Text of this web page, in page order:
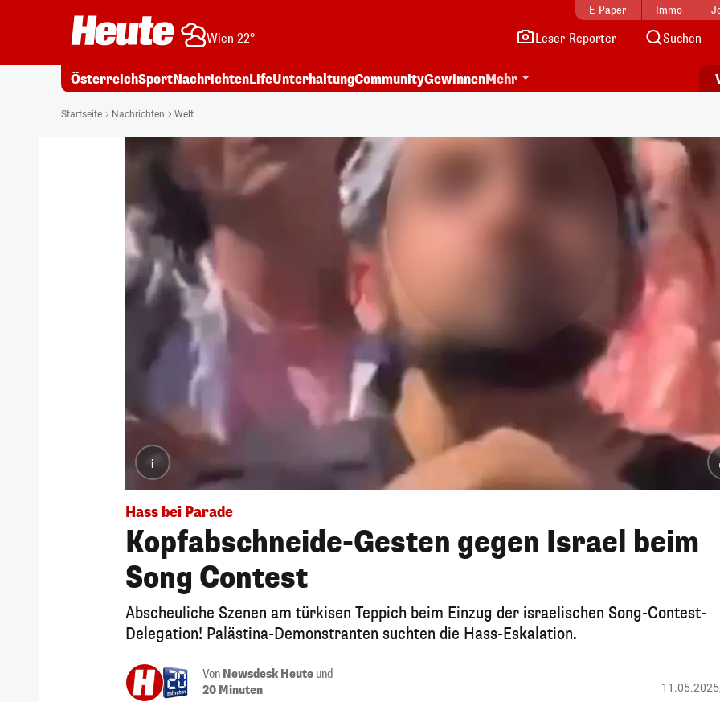
E-Paper Immo
Wien 22° Leser-Reporter Suchen
ÖsterreichSportNachrichtenLifeUnterhaltungCommunityGewinnenMehr
Startseite Nachrichten Welt
i
Hass bei Parade
Kopfabschneide-Gesten gegen Israel beim
Song Contest
Abscheuliche Szenen am türkisen Teppich beim Einzug der israelischen Song-Contest-
Delegation! Palästina-Demonstranten suchten die Hass-Eskalation.
Von Newsdesk Heute und
20 Minuten